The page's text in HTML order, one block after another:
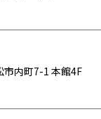
市内町7-1 本館4F